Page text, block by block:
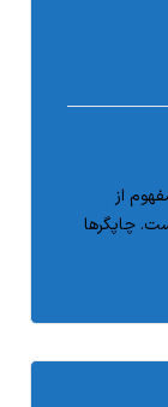
از
چاپگرها
و